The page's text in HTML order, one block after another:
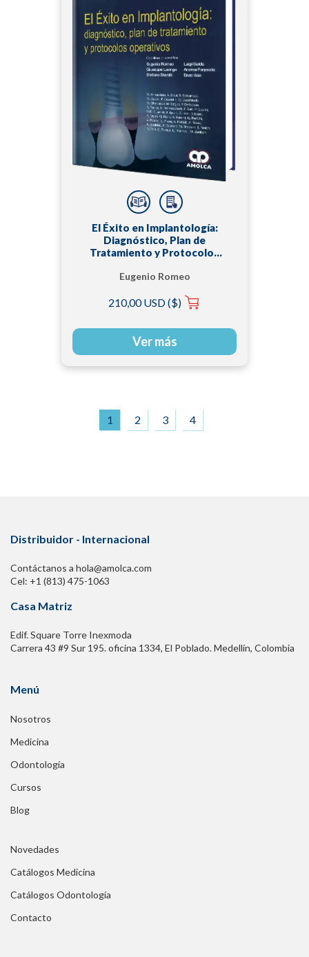
El Éxito en Implantología:
Diagnóstico, Plan de
Tratamiento y Protocolos
Eugenio Romeo
210,00 USD ($)
Ver más
1 2 3 4
Distribuidor - Internacional
Contáctanos a hola@amolca.com
Cel: +1 (813) 475-1063
Casa Matriz
Edif. Square Torre Inexmoda
Carrera 43 #9 Sur 195. oficina 1334, El Poblado. Medellín, Colombia
Menú
Nosotros
Medicina
Odontología
Cursos
Blog
Novedades
Catálogos Medicina
Catálogos Odontología
Contacto